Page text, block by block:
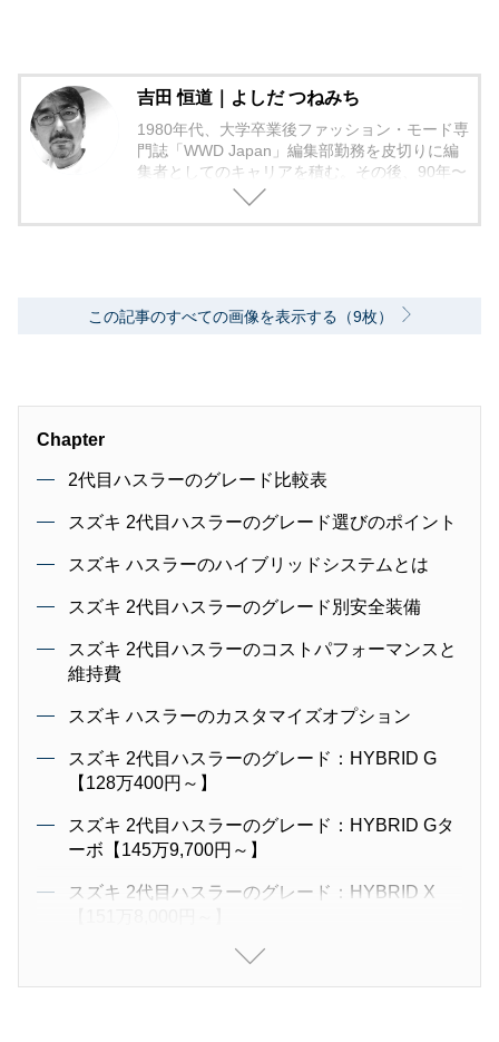
吉田 恒道｜よしだ つねみち
1980年代、大学卒業後ファッション・モード専
門誌「WWD Japan」編集部勤務を皮切りに編
集者としてのキャリアを積む。その後、90年〜
2000年代、中堅出版社ダイヤモンド社の自動車
この記事のすべての画像を表示する（9枚）
Chapter
2代目ハスラーのグレード比較表
スズキ 2代目ハスラーのグレード選びのポイント
スズキ ハスラーのハイブリッドシステムとは
スズキ 2代目ハスラーのグレード別安全装備
スズキ 2代目ハスラーのコストパフォーマンスと
維持費
スズキ ハスラーのカスタマイズオプション
スズキ 2代目ハスラーのグレード：HYBRID G
【128万400円～】
スズキ 2代目ハスラーのグレード：HYBRID Gタ
ーボ【145万9,700円～】
スズキ 2代目ハスラーのグレード：HYBRID X
スズキ 2代目ハスラーのグレード：HYBRID Xタ
ーボ【161万2,600円～】